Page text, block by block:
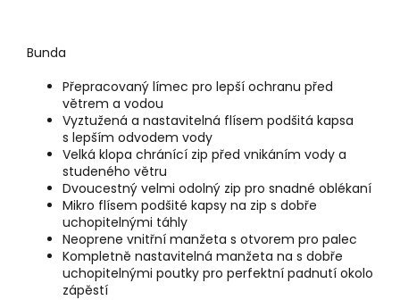
Bunda
Přepracovaný límec pro lepší ochranu před
větrem a vodou
Vyztužená a nastavitelná flísem podšitá kapsa
s lepším odvodem vody
Velká klopa chránící zip před vnikáním vody a
studeného větru
Dvoucestný velmi odolný zip pro snadné oblékaní
Mikro flísem podšité kapsy na zip s dobře
uchopitelnými táhly
Neoprene vnitřní manžeta s otvorem pro palec
Kompletně nastavitelná manžeta na s dobře
uchopitelnými poutky pro perfektní padnutí okolo
zápěstí